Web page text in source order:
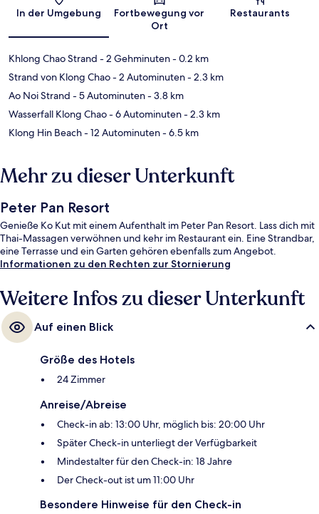
In der Umgebung
Fortbewegung vor
Ort
Restaurants
Khlong Chao Strand - 2 Gehminuten- 0.2 km
Strand von Klong Chao- 2 Autominuten- 2.3 km
Ao Noi Strand - 5 Autominuten- 3.8 km
Wasserfall Klong Chao- 6 Autominuten- 2.3 km
Klong Hin Beach- 12 Autominuten- 6.5 km
Mehr zu dieser Unterkunft
Peter Pan Resort
Genieße Ko Kut mit einem Aufenthalt im Peter Pan Resort. Lass dich mit
Thai-Massagen verwöhnen und kehr im Restaurant ein. Eine Strandbar,
eine Terrasse und ein Garten gehören ebenfalls zum Angebot.
Informationen zu den Rechten zur Stornierung
Weitere Infos zu dieser Unterkunft
Auf einen Blick
Größe des Hotels
24 Zimmer
Anreise/Abreise
Check-in ab: 13:00 Uhr, möglich bis: 20:00 Uhr
Später Check-in unterliegt der Verfügbarkeit
Mindestalter für den Check-in: 18 Jahre
Der Check-out ist um 11:00 Uhr
Besondere Hinweise für den Check-in